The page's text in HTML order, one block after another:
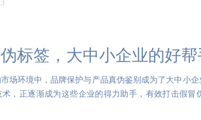
标签，大中小企业的好帮
场环境中，品牌保护与产品真伪鉴别成为了大中小
，正逐渐成为这些企业的得力助手，有效打击假冒